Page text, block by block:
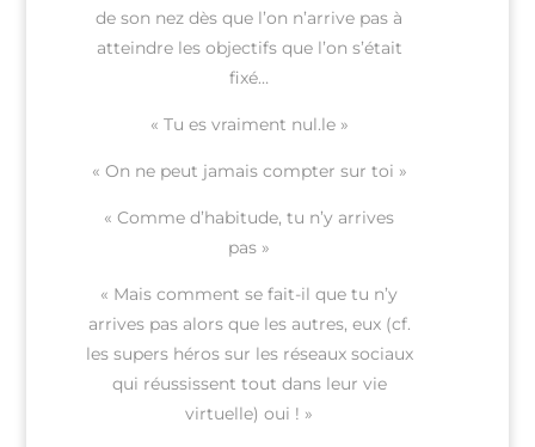
de son nez dès que l’on n’arrive pas à
atteindre les objectifs que l’on s’était
fixé…
« Tu es vraiment nul.le »
« On ne peut jamais compter sur toi »
« Comme d’habitude, tu n’y arrives
pas »
« Mais comment se fait-il que tu n’y
arrives pas alors que les autres, eux (cf.
les supers héros sur les réseaux sociaux
qui réussissent tout dans leur vie
virtuelle) oui ! »